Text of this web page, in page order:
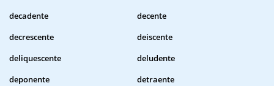
decadente
decente
decrescente
deiscente
deliquescente
deludente
deponente
detraente